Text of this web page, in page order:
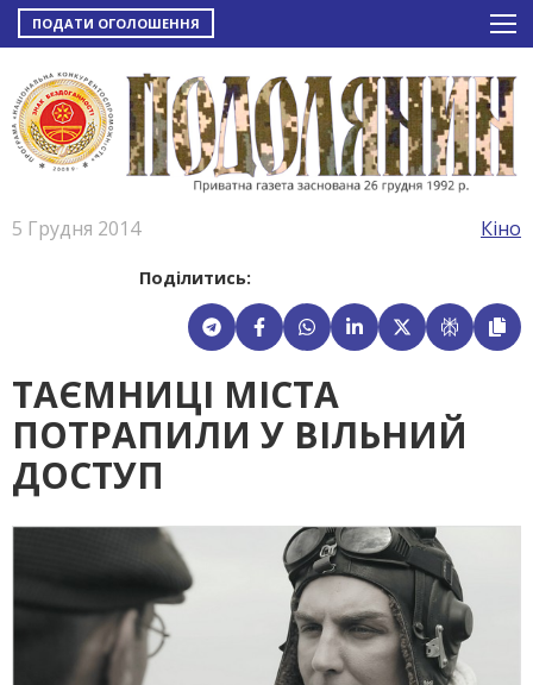
ПОДАТИ ОГОЛОШЕННЯ
5 Грудня 2014 Кіно
Поділитись:
ТАЄМНИЦІ МІСТА
ПОТРАПИЛИ У ВІЛЬНИЙ
ДОСТУП